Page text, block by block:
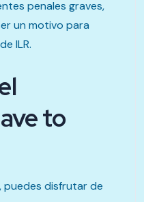
penales graves,
un motivo para
ILR.
to
puedes disfrutar de